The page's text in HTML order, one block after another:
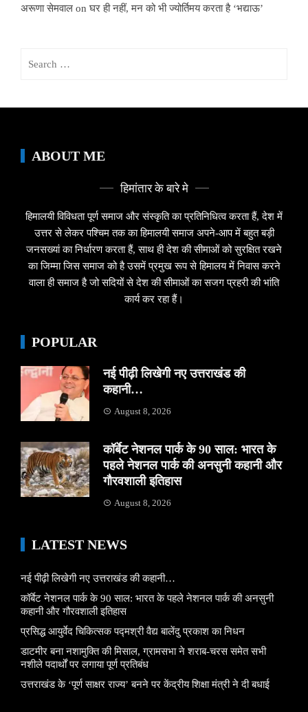
अरूणा सेमवाल onघर ही नहीं, मन को भी ज्योर्तिमय करता है ‘भद्याऊ’
ABOUT ME
हिमांतार के बारे मे
हिमालयी विविधता पूर्ण समाज और संस्कृति का प्रतिनिधित्व करता हैं, देश में
उत्तर से लेकर पश्चिम तक का हिमालयी समाज अपने-आप में बहुत बड़ी
जनसख्यां का निर्धारण करता हैं, साथ ही देश की सीमाओं को सुरक्षित रखने
का जिम्मा जिस समाज को है उसमें प्रमुख रूप से हिमालय में निवास करने
वाला ही समाज है जो सदियों से देश की सीमाओं का सजग प्रहरी की भांति
कार्य कर रहा हैं।
POPULAR
नई पीढ़ी लिखेगी नए उत्तराखंड की
कहानी…
August 8, 2026
कॉर्बेट नेशनल पार्क के 90 साल: भारत के
पहले नेशनल पार्क की अनसुनी कहानी और
गौरवशाली इतिहास
August 8, 2026
LATEST NEWS
नई पीढ़ी लिखेगी नए उत्तराखंड की कहानी…
कॉर्बेट नेशनल पार्क के 90 साल: भारत के पहले नेशनल पार्क की अनसुनी
कहानी और गौरवशाली इतिहास
प्रसिद्ध आयुर्वेद चिकित्सक पद्मश्री वैद्य बालेंदु प्रकाश का निधन
डाटमीर बना नशामुक्ति की मिसाल, ग्रामसभा ने शराब-चरस समेत सभी
नशीले पदार्थों पर लगाया पूर्ण प्रतिबंध
उत्तराखंड के ‘पूर्ण साक्षर राज्य’ बनने पर केंद्रीय शिक्षा मंत्री ने दी बधाई